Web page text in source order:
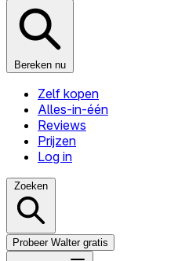
Bereken nu
Zelf kopen
Alles-in-één
Reviews
Prijzen
Log in
Zoeken
Probeer Walter gratis